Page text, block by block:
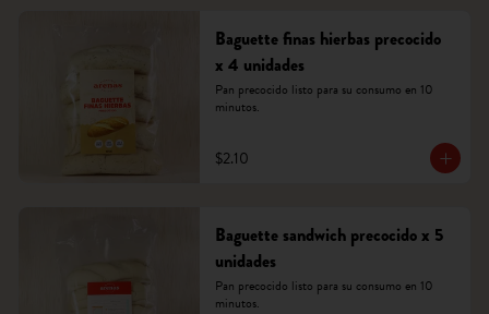
Baguette finas hierbas precocido
x 4 unidades
Pan precocido listo para su consumo en 10
minutos.
$2.10
Baguette sandwich precocido x 5
unidades
Pan precocido listo para su consumo en 10
minutos.